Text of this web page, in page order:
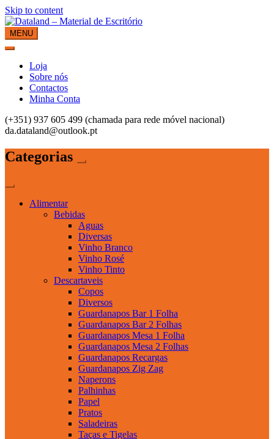
Skip to content
Dataland – Material de Escritório
Material de Escritório
MENU
Loja
Sobre nós
Contactos
Minha Conta
(+351) 937 605 499 (chamada para rede móvel nacional)
da.dataland@outlook.pt
Categorias
Alimentar
Bebidas
Aguas
Diversas
Vinho Branco
Vinho Rosé
Vinho Tinto
Descartaveis
Copos
Diversos
Guardanapos Bar 1 Folha
Guardanapos Bar 2 Folhas
Guardanapos Mesa 1 Folha
Guardanapos Mesa 2 Folhas
Guardanapos Recargas
Guardanapos Zig Zag
Naperons
Palhinhas
Papel
Pratos
Saladeiras
Taças e Tigelas